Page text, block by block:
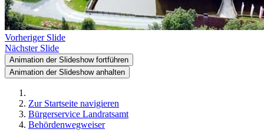
Vorheriger Slide
Nächster Slide
Animation der Slideshow fortführen
Animation der Slideshow anhalten
Zur Startseite navigieren
Bürgerservice Landratsamt
Behördenwegweiser